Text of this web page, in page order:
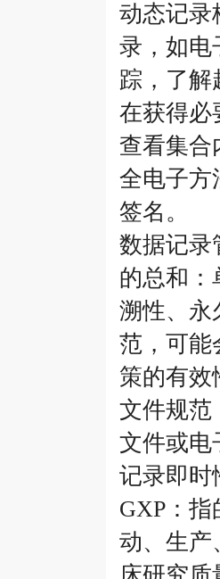
动态记录
录，如电
踪，了解
在获得必
查看集合
全电子方
签名。
数据记录
的总和：
溯性、永
范，可能
策的有效
文件规范
文件或电
记录即时
GXP：
动、生产